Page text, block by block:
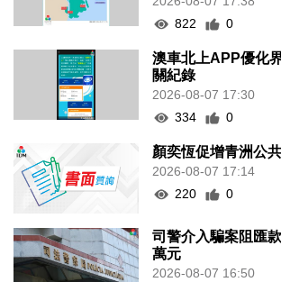
822
0
澳車北上APP優化
關紀錄
2026-08-07 17:30
334
0
顏奕恆促增青洲公
2026-08-07 17:14
220
0
司警介入騙案阻匯
萬元
2026-08-07 16:50